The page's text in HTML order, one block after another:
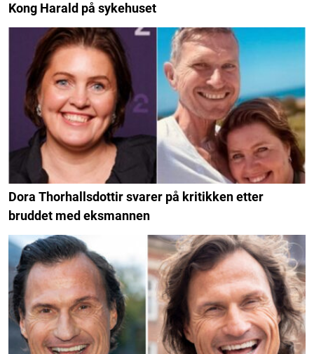
Kong Harald på sykehuset
Dora Thorhallsdottir svarer på kritikken etter
bruddet med eksmannen